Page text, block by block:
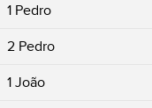
1 Pedro
2 Pedro
1 João